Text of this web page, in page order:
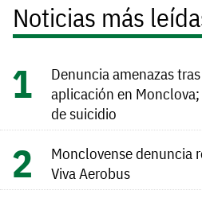
Noticias más
Denuncia amenazas
aplicación en
de suicidio
Monclovense denuncia
Viva Aerobus